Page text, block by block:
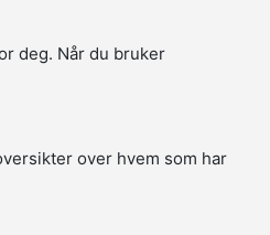
deg. Når du bruker
over hvem som har